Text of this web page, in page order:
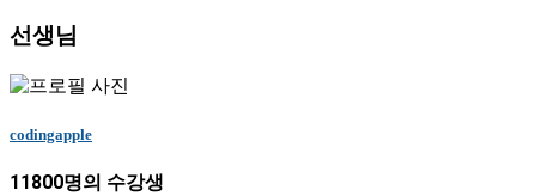
선생님
codingapple
11800명의 수강생